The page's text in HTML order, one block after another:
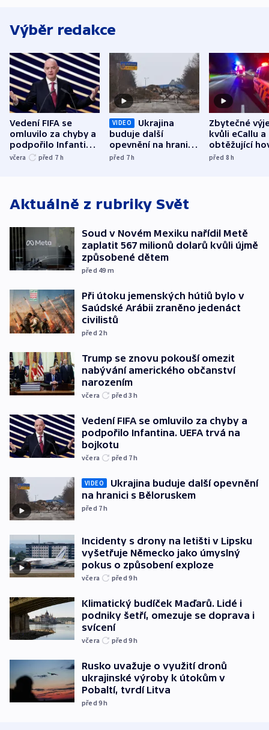
Výběr redakce
Vedení FIFA se
omluvilo za chyby a
podpořilo Infantina.
UEFA trvá na
včera před 7 h
VIDEO
Ukrajina
buduje další
opevnění na hranici
s Běloruskem
před 7h
Zbytečné
kvůli eCallu a
obtěžující
zdržují
před 8h
Aktuálně z rubriky Svět
Soud v Novém Mexiku nařídil Metě
zaplatit 567 milionů dolarů kvůli újmě
způsobené dětem
před 49 m
Při útoku jemenských hútiů bylo v
Saúdské Arábii zraněno jedenáct
civilistů
před 2h
Trump se znovu pokouší omezit
nabývání amerického občanství
narozením
včera před 3h
Vedení FIFA se omluvilo za chyby a
podpořilo Infantina. UEFA trvá na
bojkotu
včera před 7h
VIDEO
Ukrajina buduje další opevnění
na hranici s Běloruskem
před 7h
Incidenty s drony na letišti v Lipsku
vyšetřuje Německo jako úmyslný
pokus o způsobení exploze
včera před 9h
Klimatický budíček Maďarů. Lidé i
podniky šetří, omezuje se doprava i
svícení
včera před 9h
Rusko uvažuje o využití dronů
ukrajinské výroby k útokům v
Pobaltí, tvrdí Litva
před 9h